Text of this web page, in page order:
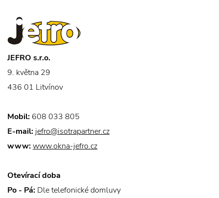
JEFRO s.r.o.
9. května 29
436 01 Litvínov
Mobil: 608 033 805
E-mail: jefro@isotrapartner.cz
www:www.okna-jefro.cz
Otevírací doba
Po - Pá: Dle telefonické domluvy